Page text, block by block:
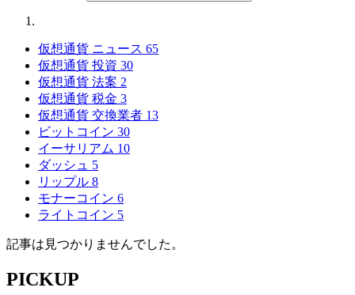
仮想通貨 ニュース 65
仮想通貨 投資 30
仮想通貨 法案 2
仮想通貨 税金 3
仮想通貨 交換業者 13
ビットコイン 30
イーサリアム 10
ダッシュ 5
リップル 8
モナーコイン 6
ライトコイン 5
記事は見つかりませんでした。
PICKUP